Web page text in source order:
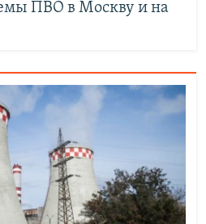
ПВО в Москву и на